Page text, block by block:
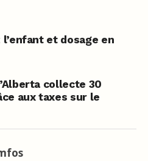
et dosage en
collecte 30
aux taxes sur le